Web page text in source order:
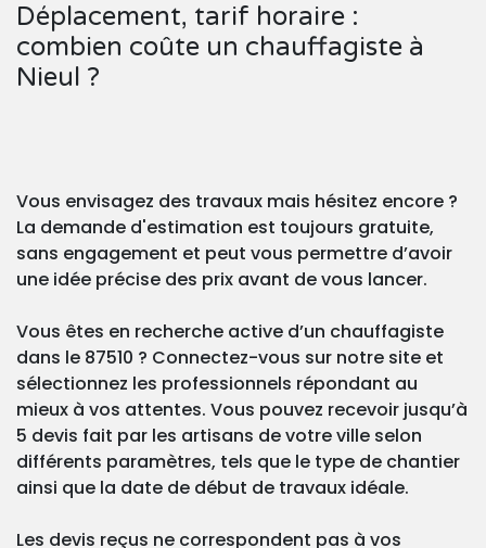
Déplacement, tarif horaire :
combien coûte un chauffagiste à
Nieul ?
Vous envisagez des travaux mais hésitez encore ?
La demande d'estimation est toujours gratuite,
sans engagement et peut vous permettre d’avoir
une idée précise des prix avant de vous lancer.
Vous êtes en recherche active d’un chauffagiste
dans le 87510 ? Connectez-vous sur notre site et
sélectionnez les professionnels répondant au
mieux à vos attentes. Vous pouvez recevoir jusqu’à
5 devis fait par les artisans de votre ville selon
différents paramètres, tels que le type de chantier
ainsi que la date de début de travaux idéale.
Les devis reçus ne correspondent pas à vos